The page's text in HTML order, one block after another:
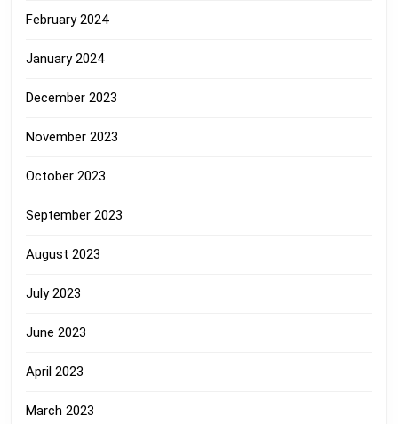
February 2024
January 2024
December 2023
November 2023
October 2023
September 2023
August 2023
July 2023
June 2023
April 2023
March 2023